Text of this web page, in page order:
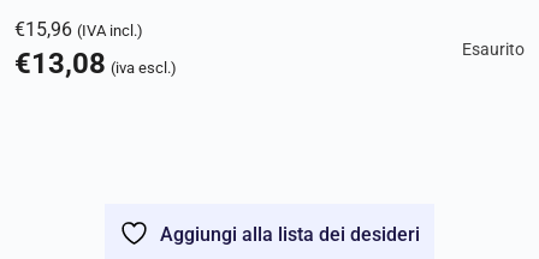
€15,96 (IVA incl.)
€13,08 (iva escl.)
Esaurito
Aggiungi alla lista dei desideri